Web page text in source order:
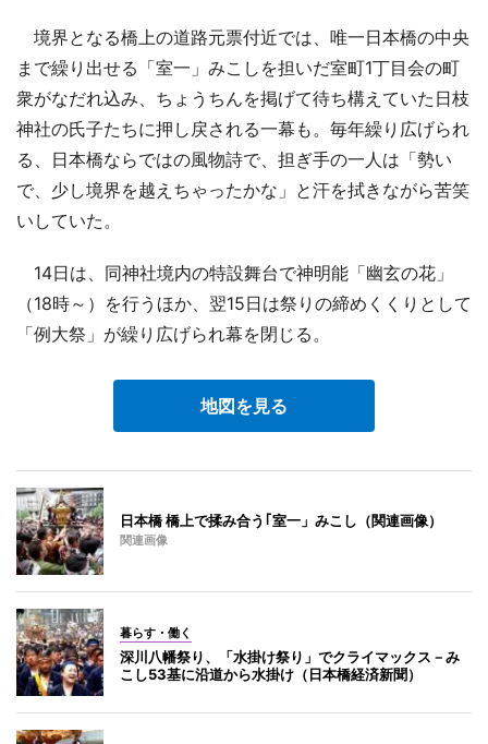
境界となる橋上の道路元票付近では、唯一日本橋の中央
まで繰り出せる「室一」みこしを担いだ室町1丁目会の町
衆がなだれ込み、ちょうちんを掲げて待ち構えていた日枝
神社の氏子たちに押し戻される一幕も。毎年繰り広げられ
る、日本橋ならではの風物詩で、担ぎ手の一人は「勢い
で、少し境界を越えちゃったかな」と汗を拭きながら苦笑
いしていた。
14日は、同神社境内の特設舞台で神明能「幽玄の花」
（18時～）を行うほか、翌15日は祭りの締めくくりとして
「例大祭」が繰り広げられ幕を閉じる。
地図を見る
日本橋 橋上で揉み合う｢室一」みこし（関連画像）
関連画像
暮らす・働く
深川八幡祭り、「水掛け祭り」でクライマックス－み
こし53基に沿道から水掛け（日本橋経済新聞）